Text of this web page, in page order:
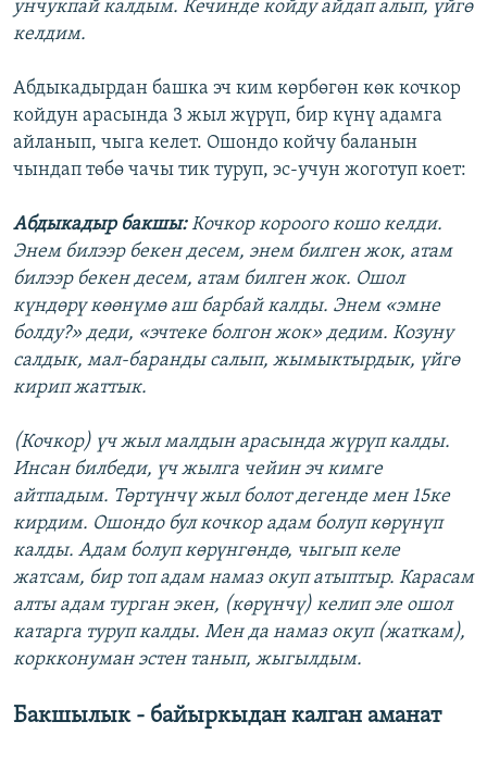
унчукпай калдым. Кечинде койду айдап алып, үйгө
келдим.
Абдыкадырдан башка эч ким көрбөгөн көк кочкор
койдун арасында 3 жыл жүрүп, бир күнү адамга
айланып, чыга келет. Ошондо койчу баланын
чындап төбө чачы тик туруп, эс-учун жоготуп коет:
Абдыкадыр бакшы: Кочкор короого кошо келди.
Энем билээр бекен десем, энем билген жок, атам
билээр бекен десем, атам билген жок. Ошол
күндөрү көөнүмө аш барбай калды. Энем «эмне
болду?» деди, «эчтеке болгон жок» дедим. Козуну
салдык, мал-баранды салып, жымыктырдык, үйгө
кирип жаттык.
(Кочкор) үч жыл малдын арасында жүрүп калды.
Инсан билбеди, үч жылга чейин эч кимге
айтпадым. Төртүнчү жыл болот дегенде мен 15ке
кирдим. Ошондо бул кочкор адам болуп көрүнүп
калды. Адам болуп көрүнгөндө, чыгып келе
жатсам, бир топ адам намаз окуп атыптыр. Карасам
алты адам турган экен, (көрүнчү) келип эле ошол
катарга туруп калды. Мен да намаз окуп (жаткам),
коркконуман эстен танып, жыгылдым.
Бакшылык - байыркыдан калган аманат